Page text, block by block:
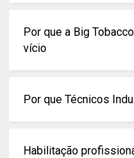
Por que a Big
vício
Por que Técnicos
Habilitação